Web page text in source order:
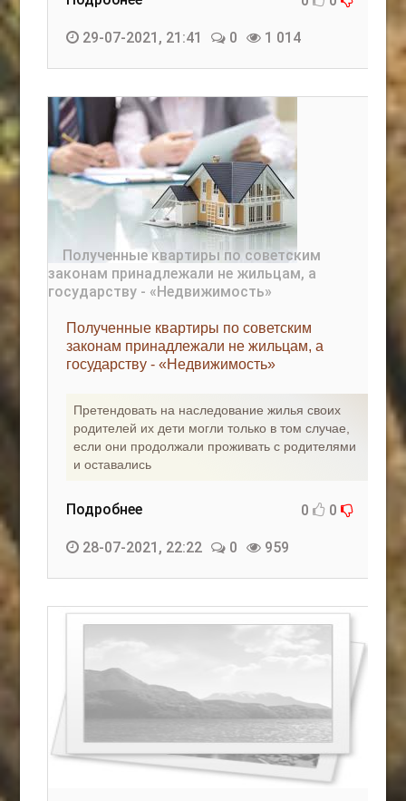
29-07-2021, 21:41 0 1 014
Полученные квартиры по советским
законам принадлежали не жильцам, а
государству - «Недвижимость»
Претендовать на наследование жилья своих
родителей их дети могли только в том случае,
если они продолжали проживать с родителями
и оставались
Подробнее 0 0
28-07-2021, 22:22 0 959